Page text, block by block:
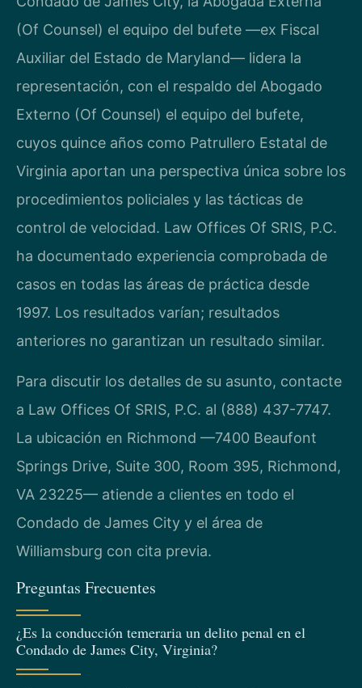
(Of Counsel) el equipo del bufete —ex Fiscal
Auxiliar del Estado de Maryland— lidera la
representación, con el respaldo del Abogado
Externo (Of Counsel) el equipo del bufete,
cuyos quince años como Patrullero Estatal de
Virginia aportan una perspectiva única sobre los
procedimientos policiales y las tácticas de
control de velocidad. Law Offices Of SRIS, P.C.
ha documentado experiencia comprobada de
casos en todas las áreas de práctica desde
1997. Los resultados varían; resultados
anteriores no garantizan un resultado similar.
Para discutir los detalles de su asunto, contacte
a Law Offices Of SRIS, P.C. al (888) 437-7747.
La ubicación en Richmond —7400 Beaufont
Springs Drive, Suite 300, Room 395, Richmond,
VA 23225— atiende a clientes en todo el
Condado de James City y el área de
Williamsburg con cita previa.
Preguntas Frecuentes
¿Es la conducción temeraria un delito penal en el
Condado de James City, Virginia?